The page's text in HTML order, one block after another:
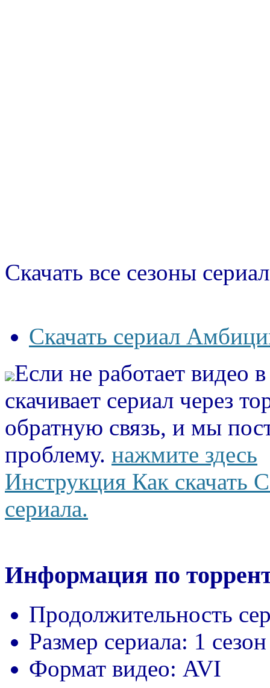
Скачать все сезоны
Скачать сериал
Если не работает видео
скачивает сериал через
обратную связь, и мы
проблему. нажмите здесь
Инструкция Как скачать
сериала.
Информация по
Продолжительность
Размер сериала: 1
Формат видео: AVI